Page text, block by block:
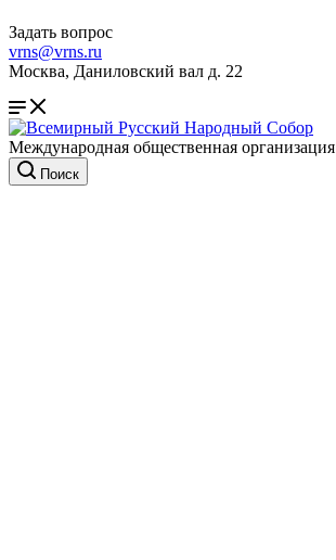
Задать вопрос
vrns@vrns.ru
Москва, Даниловский вал д. 22
Международная общественная организация
Поиск